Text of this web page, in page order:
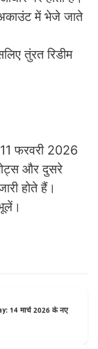
में भेजे जाते
तुंरत रिडीम
फरवरी 2026
और दुसरे
होते हैं।
14 मार्च 2026 के नए